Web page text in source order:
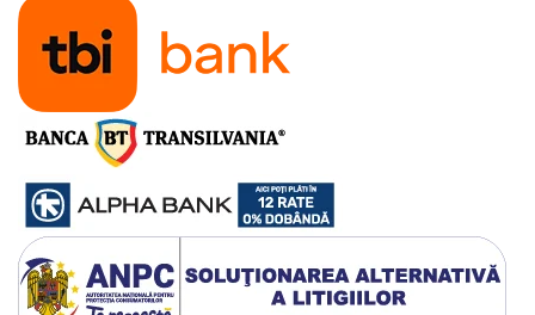
Protectii
Sosete
Rucsaci si borsete ciclism
Manusi bicicleta
Pantofi ciclism
Imbracaminte ciclism barbati
Imbracaminte ciclism dama
Imbracaminte ciclism copii